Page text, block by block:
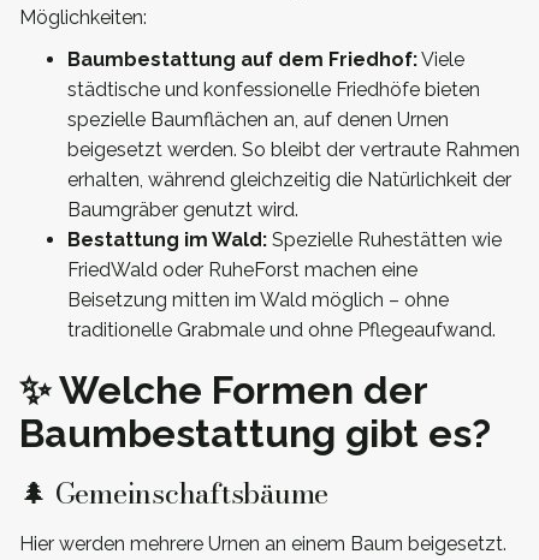
Möglichkeiten:
Baumbestattung auf dem Friedhof:Viele
städtische und konfessionelle Friedhöfe bieten
spezielle Baumflächen an, auf denen Urnen
beigesetzt werden. So bleibt der vertraute Rahmen
erhalten, während gleichzeitig die Natürlichkeit der
Baumgräber genutzt wird.
Bestattung im Wald: Spezielle Ruhestätten wie
FriedWald oder RuheForst machen eine
Beisetzung mitten im Wald möglich – ohne
traditionelle Grabmale und ohne Pflegeaufwand.
✨ Welche Formen der
Baumbestattung gibt es?
🌲 Gemeinschaftsbäume
Hier werden mehrere Urnen an einem Baum beigesetzt.